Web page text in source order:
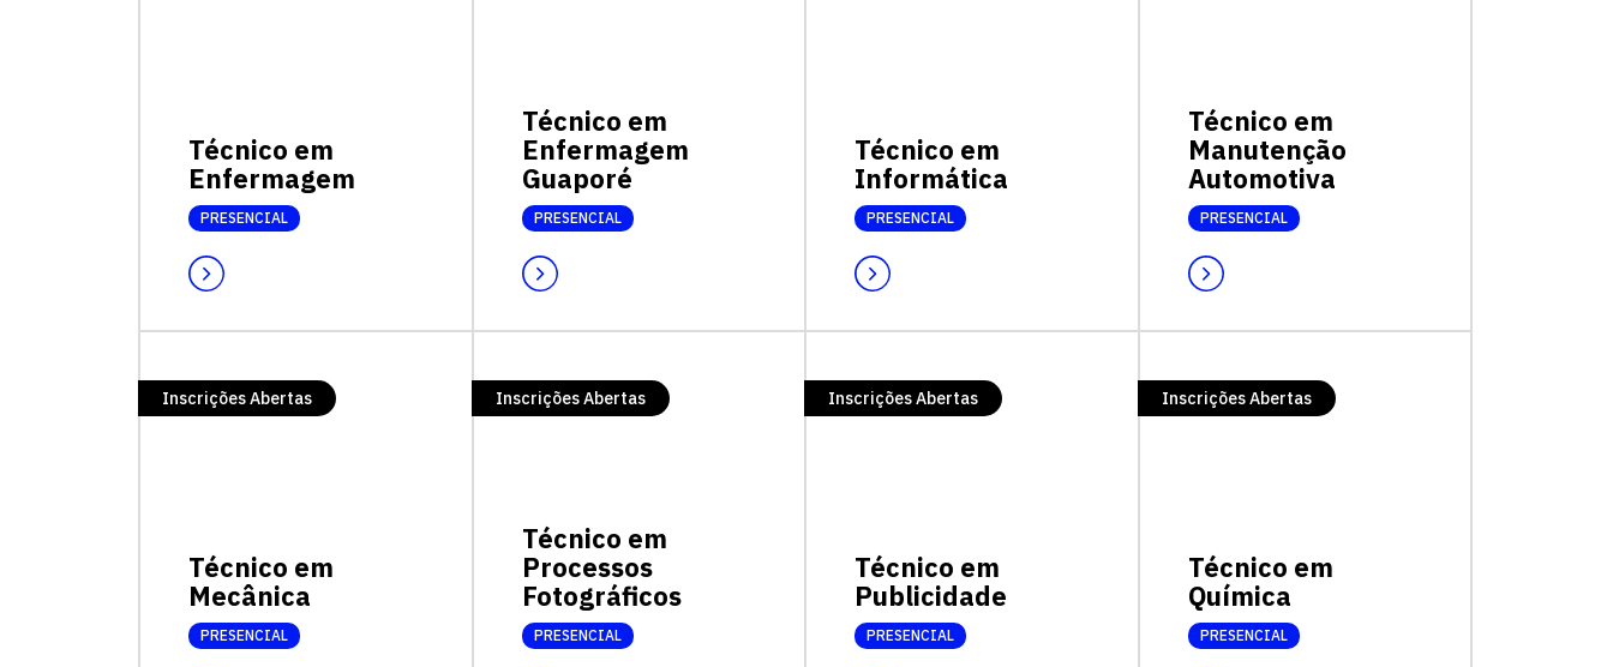
Técnico em
Enfermagem
PRESENCIAL
Técnico em
Enfermagem
Guaporé
PRESENCIAL
Técnico em
Informática
PRESENCIAL
Técnico em
Manutenção
Automotiva
PRESENCIAL
Inscrições Abertas
Técnico em
Mecânica
PRESENCIAL
Inscrições Abertas
Técnico em
Processos
Fotográficos
PRESENCIAL
Inscrições Abertas
Técnico em
Publicidade
PRESENCIAL
Inscrições Abertas
Técnico em
Química
PRESENCIAL